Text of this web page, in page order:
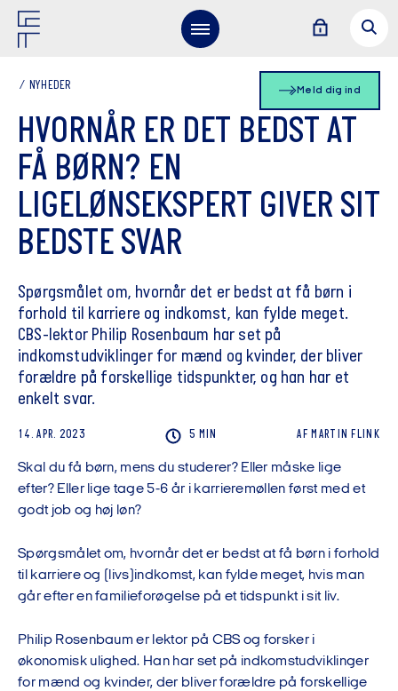
Meld dig ind
NYHEDER
HVORNÅR ER DET BEDST AT
FÅ BØRN? EN
LIGELØNSEKSPERT GIVER SIT
BEDSTE SVAR
Spørgsmålet om, hvornår det er bedst at få børn i
forhold til karriere og indkomst, kan fylde meget.
CBS-lektor Philip Rosenbaum har set på
indkomstudviklinger for mænd og kvinder, der bliver
forældre på forskellige tidspunkter, og han har et
enkelt svar.
14. APR. 2023 5 MIN AF MARTIN FLINK
Skal du få børn, mens du studerer? Eller måske lige
efter? Eller lige tage 5-6 år i karrieremøllen først med et
godt job og høj løn?
Spørgsmålet om, hvornår det er bedst at få børn i forhold
til karriere og (livs)indkomst, kan fylde meget, hvis man
går efter en familieforøgelse på et tidspunkt i sit liv.
Philip Rosenbaum er lektor på CBS og forsker i
økonomisk ulighed. Han har set på indkomstudviklinger
for mænd og kvinder, der bliver forældre på forskellige